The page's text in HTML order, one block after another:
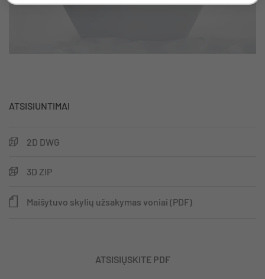
ATSISIUNTIMAI
2D DWG
3D ZIP
Maišytuvo skylių užsakymas voniai (PDF)
ATSISIŲSKITE PDF